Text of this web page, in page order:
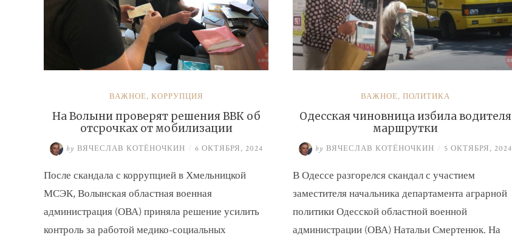
ВАЖНОЕ, КОРРУПЦИЯ
На Волыни проверят решения ВВК об
отсрочках от мобилизации
by ВЯЧЕСЛАВ КОТЁНОЧКИН / 6 ОКТЯБРЯ, 2024
После скандала с коррупцией в Хмельницкой
МСЭК, Волынская областная военная
администрация (ОВА) приняла решение усилить
контроль за работой медико-социальных
ВАЖНОЕ, ПОЛИТИКА
Одесская чиновница избила водителя
маршрутки
by ВЯЧЕСЛАВ КОТЁНОЧКИН / 5 ОКТЯБРЯ, 2024
В Одессе разгорелся скандал с участием
заместителя начальника департамента аграрной
политики Одесской областной военной
администрации (ОВА) Натальи Смертенюк. На